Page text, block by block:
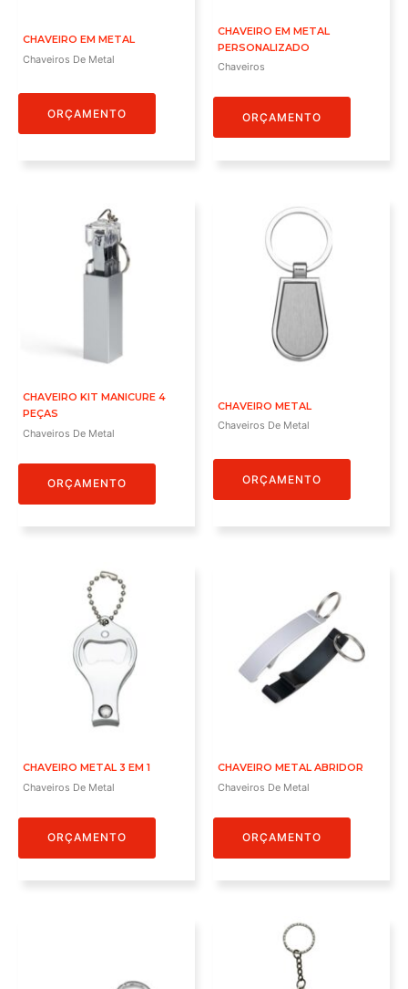
CHAVEIRO EM METAL
Chaveiros De Metal
ORÇAMENTO
CHAVEIRO EM METAL
PERSONALIZADO
Chaveiros
ORÇAMENTO
CHAVEIRO KIT MANICURE 4
PEÇAS
Chaveiros De Metal
ORÇAMENTO
CHAVEIRO METAL
Chaveiros De Metal
ORÇAMENTO
CHAVEIRO METAL 3 EM 1
Chaveiros De Metal
ORÇAMENTO
CHAVEIRO METAL ABRIDOR
Chaveiros De Metal
ORÇAMENTO